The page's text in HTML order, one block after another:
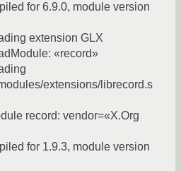
for 6.9.0, module version
extension GLX
«record»
extensions/librecord.s
record: vendor=«X.Org
for 1.9.3, module version